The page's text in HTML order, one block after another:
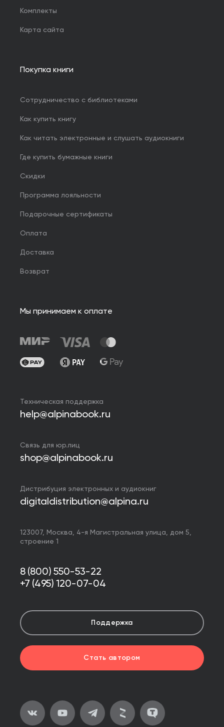
Комплекты
Карта сайта
Покупка книги
Сотрудничество с библиотеками
Как купить книгу
Как читать электронные и слушать аудиокниги
Где купить бумажные книги
Скидки
Программа лояльности
Подарочные сертификаты
Оплата
Доставка
Возврат
Мы принимаем к оплате
Техническая поддержка
help@alpinabook.ru
Связь для юр.лиц
shop@alpinabook.ru
Дистрибуция электронных и аудиокниг
digitaldistribution@alpina.ru
123007, Москва, 4-я Магистральная улица, дом 5,
строение 1
8 (800) 550-53-22
+7 (495) 120-07-04
Поддержка
Стать автором